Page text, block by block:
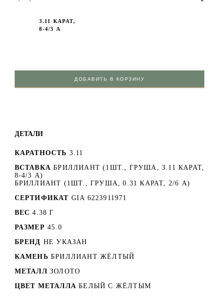
3.11 КАРАТ,
8-4/3 А
ДОБАВИТЬ В КОРЗИНУ
ДЕТАЛИ
КАРАТНОСТЬ 3.11
ВСТАВКА БРИЛЛИАНТ (1ШТ., ГРУША, 3.11 КАРАТ,
8-4/3 А)
БРИЛЛИАНТ (1ШТ., ГРУША, 0.31 КАРАТ, 2/6 А)
СЕРТИФИКАТ GIA 6223911971
ВЕС 4.38 Г
РАЗМЕР 45.0
БРЕНД НЕ УКАЗАН
КАМЕНЬ БРИЛЛИАНТ ЖЁЛТЫЙ
МЕТАЛЛ ЗОЛОТО
ЦВЕТ МЕТАЛЛА БЕЛЫЙ C ЖЁЛТЫМ